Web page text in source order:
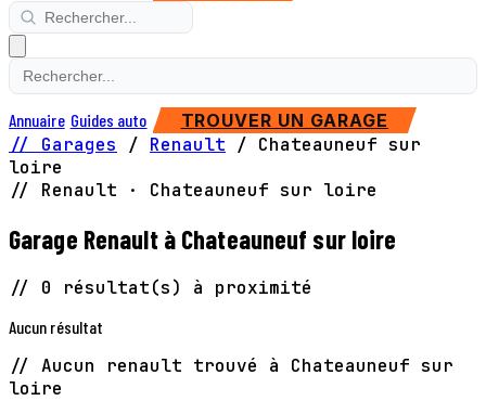
Annuaire Guides auto TROUVER UN GARAGE
// Garages / Renault / Chateauneuf sur
loire
// Renault · Chateauneuf sur loire
Garage Renault à Chateauneuf sur loire
// 0 résultat(s) à proximité
Aucun résultat
// Aucun renault trouvé à Chateauneuf sur
loire